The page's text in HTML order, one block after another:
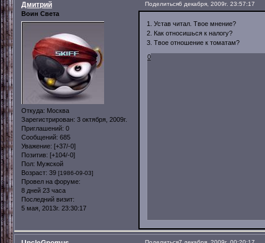
Поделиться6 декабря, 2009г. 23:57:17
Дмитрий
Воин Света
Откуда: Москва
Зарегистрирован: 3 октября, 2009г.
Приглашений: 0
Сообщений: 685
Уважение: [+37/-0]
Позитив: [+104/-0]
Пол: Мужской
Возраст: 39 [1986-09-03]
Провел на форуме:
8 дней 23 часа
Последний визит:
5 мая, 2013г. 23:30:17
1. Устав читал. Твое мнение?
2. Как относишься к налогу?
3. Твое отношение к томатам?
0